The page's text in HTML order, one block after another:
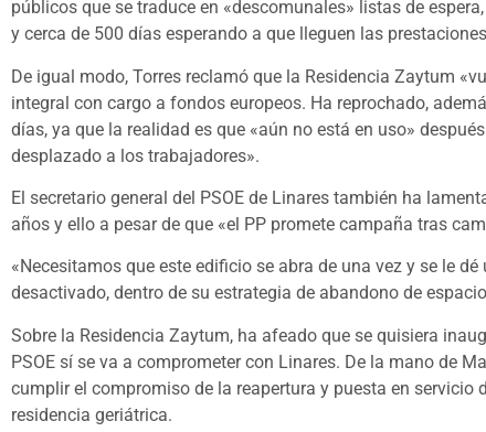
públicos que se traduce en «descomunales» listas de
y cerca de 500 días esperando a que lleguen las
De igual modo, Torres reclamó que la Residencia Zaytum
integral con cargo a fondos europeos. Ha reprochado,
días, ya que la realidad es que «aún no está en uso»
desplazado a los trabajadores».
El secretario general del PSOE de Linares también ha
años y ello a pesar de que «el PP promete campaña tras
«Necesitamos que este edificio se abra de una vez y se le
desactivado, dentro de su estrategia de abandono de
Sobre la Residencia Zaytum, ha afeado que se quisiera
PSOE sí se va a comprometer con Linares. De la mano de
cumplir el compromiso de la reapertura y puesta en
residencia geriátrica.